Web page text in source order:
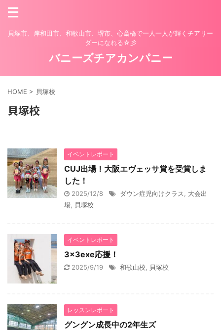
貝塚市、岸和田市、和歌山市、堺市、心斎橋で一人一人が輝くチアリー
ダーになれる☆彡
バニーズチアカンパニー
HOME > 貝塚校
貝塚校
イベントレポート
CUJ出場！大阪エヴェッサ賞を受賞しま
した！
2025/12/8 ダウン症児向けクラス
大会出
場
貝塚校
イベントレポート
3×3exe応援！
2025/9/19 和歌山校 貝塚校
レッスンレポート
グングン成長中の2年生ズ